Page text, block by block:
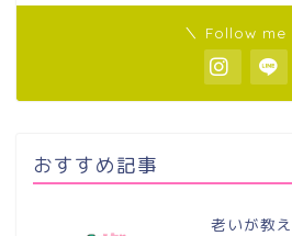
＼ Follow me
おすすめ記事
老いが教